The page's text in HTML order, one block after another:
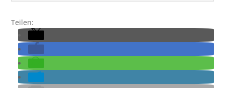
Teilen: